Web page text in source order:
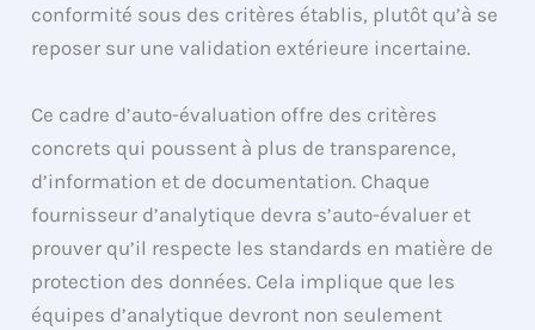
conformité sous des critères établis, plutôt qu’à se
reposer sur une validation extérieure incertaine.
Ce cadre d’auto-évaluation offre des critères
concrets qui poussent à plus de transparence,
d’information et de documentation. Chaque
fournisseur d’analytique devra s’auto-évaluer et
prouver qu’il respecte les standards en matière de
protection des données. Cela implique que les
équipes d’analytique devront non seulement